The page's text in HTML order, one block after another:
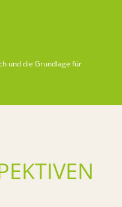
und die Grundlage für